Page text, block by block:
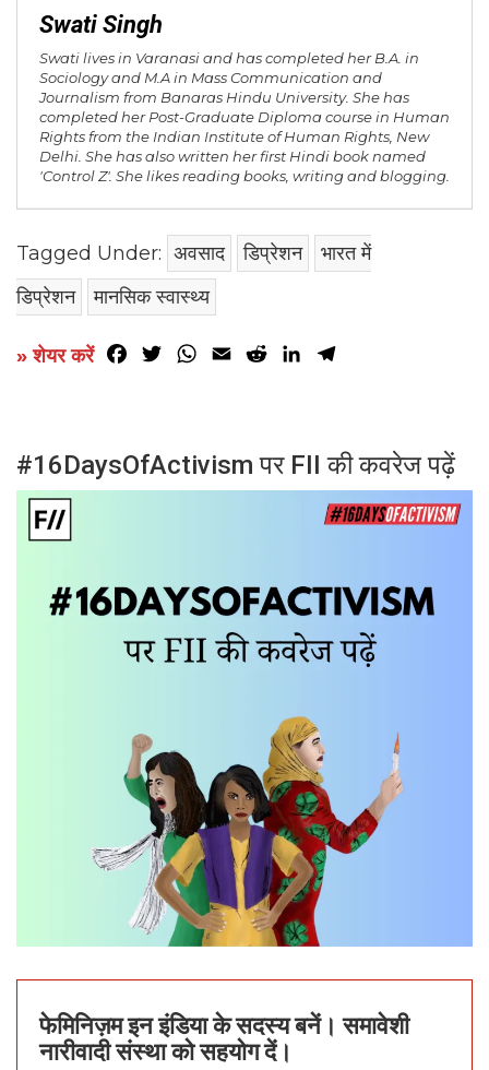
Swati Singh
Swati lives in Varanasi and has completed her B.A. in
Sociology and M.A in Mass Communication and
Journalism from Banaras Hindu University. She has
completed her Post-Graduate Diploma course in Human
Rights from the Indian Institute of Human Rights, New
Delhi. She has also written her first Hindi book named
'Control Z'. She likes reading books, writing and blogging.
Tagged Under: अवसाद डिप्रेशन
भारत में
डिप्रेशन
मानसिक स्वास्थ्य
» शेयर करें Facebook
TwitterWhatsApp
Email RedditLinkedIn
#16DaysOfActivism पर FII की कवरेज पढ़ें
फेमिनिज़म इन इंडिया के सदस्य बनें। समावेशी
नारीवादी संस्था को सहयोग दें।